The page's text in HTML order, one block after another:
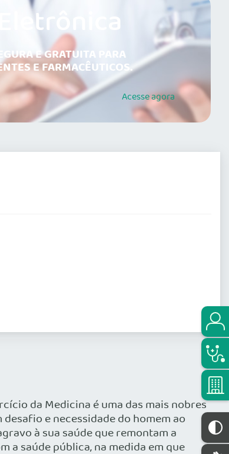
E GRATUITA PARA
E FARMACÊUTICOS.
Acesseagora
da Medicina é uma das mais nobres
e necessidade do homem ao
à sua saúde que remontam a
a saúde pública, na medida em que